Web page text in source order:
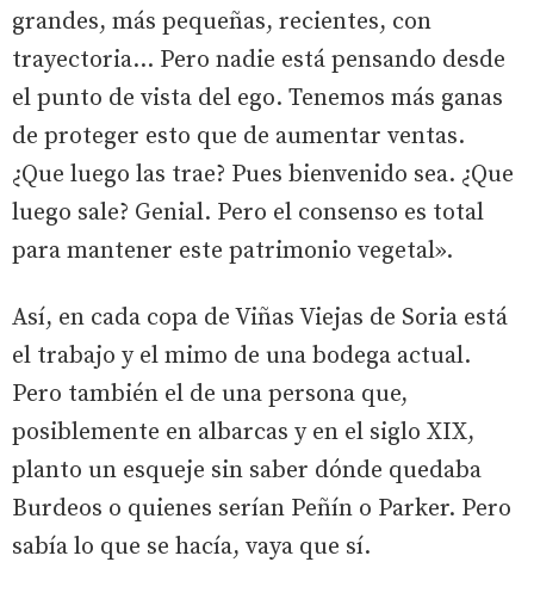
grandes, más pequeñas, recientes, con
trayectoria... Pero nadie está pensando desde
el punto de vista del ego. Tenemos más ganas
de proteger esto que de aumentar ventas.
¿Que luego las trae? Pues bienvenido sea. ¿Que
luego sale? Genial. Pero el consenso es total
para mantener este patrimonio vegetal».
Así, en cada copa de Viñas Viejas de Soria está
el trabajo y el mimo de una bodega actual.
Pero también el de una persona que,
posiblemente en albarcas y en el siglo XIX,
planto un esqueje sin saber dónde quedaba
Burdeos o quienes serían Peñín o Parker. Pero
sabía lo que se hacía, vaya que sí.